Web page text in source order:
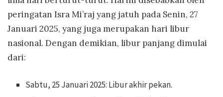
peringatan Isra Mi’raj yang jatuh pada Senin, 27
Januari 2025, yang juga merupakan hari libur
nasional. Dengan demikian, libur panjang dimulai
dari:
Sabtu, 25 Januari 2025: Libur akhir pekan.